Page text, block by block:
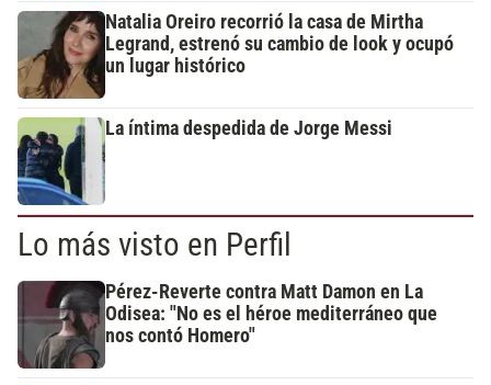
Natalia Oreiro recorrió la casa de Mirtha
Legrand, estrenó su cambio de look y ocupó
un lugar histórico
La íntima despedida de Jorge Messi
Lo más visto en Perfil
Pérez-Reverte contra Matt Damon en La
Odisea: "No es el héroe mediterráneo que
nos contó Homero"